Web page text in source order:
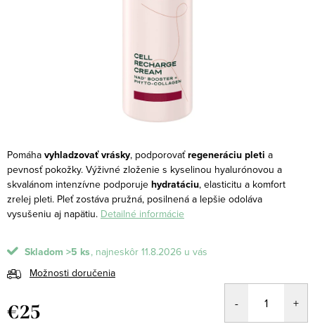
Pomáha vyhladzovať vrásky, podporovaťregeneráciu pleti a
pevnosť pokožky. Výživné zloženie s kyselinou hyalurónovou a
skvalánom intenzívne podporuje hydratáciu, elasticitu a komfort
zrelej pleti. Pleť zostáva pružná, posilnená a lepšie odoláva
vysušeniu aj napätiu. Detailné informácie
Skladom >5 ks
11.8.2026
Možnosti doručenia
€25